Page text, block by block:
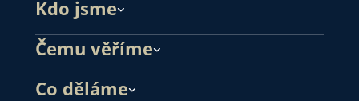
Kdo jsme
Čemu věříme
Co děláme